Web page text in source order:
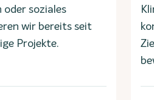
soziales
wir bereits seit
Projekte.